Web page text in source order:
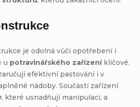
je odolná vůči opotřebení i
u potravinářského zařízeníklíčové.
efektivní pastování i v
nádoby. Součástí zařízení
, které usnadňují manipulaci, a